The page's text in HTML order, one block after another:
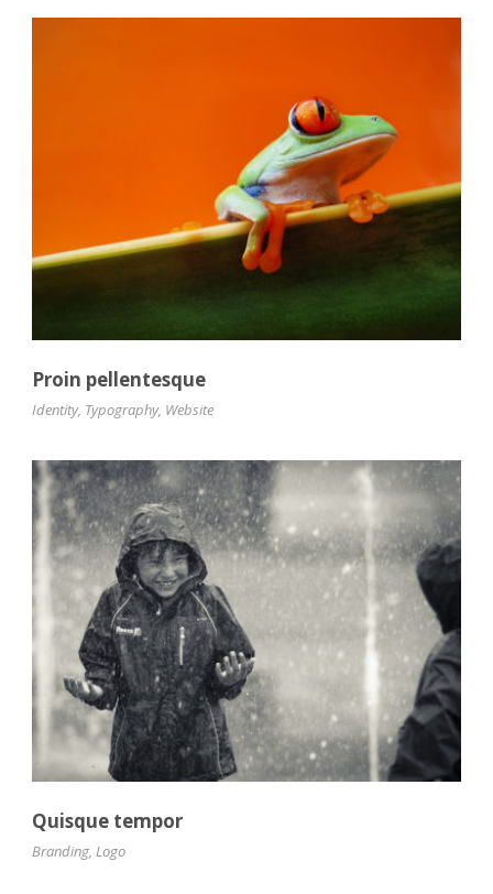
Proin pellentesque
Identity, Typography, Website
Quisque tempor
Branding, Logo